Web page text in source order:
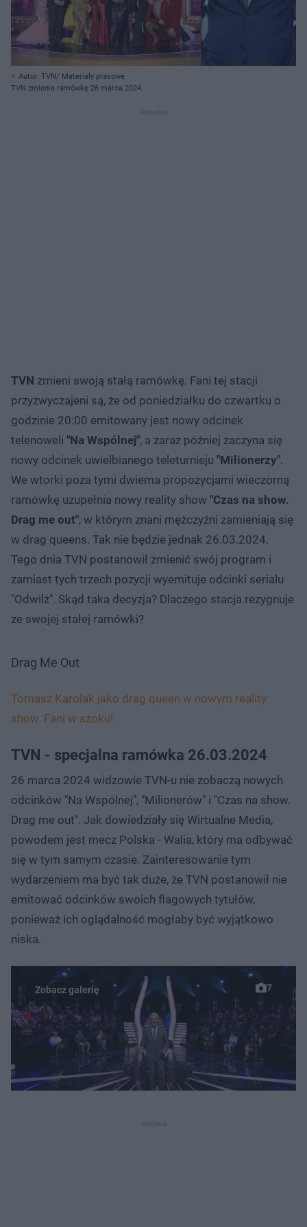
Autor: TVN/ Materiały prasowe
TVN zmienia ramówkę 26 marca 2024.
TVN zmieni swoją stałą ramówkę. Fani tej stacji
przyzwyczajeni są, że od poniedziałku do czwartku o
godzinie 20:00 emitowany jest nowy odcinek
telenoweli "Na Wspólnej", a zaraz później zaczyna się
nowy odcinek uwielbianego teleturnieju "Milionerzy".
We wtorki poza tymi dwiema propozycjami wieczorną
ramówkę uzupełnia nowy reality show "Czas na show.
Drag me out", w którym znani mężczyźni zamieniają się
w drag queens. Tak nie będzie jednak 26.03.2024.
Tego dnia TVN postanowił zmienić swój program i
zamiast tych trzech pozycji wyemituje odcinki serialu
"Odwilż". Skąd taka decyzja? Dlaczego stacja rezygnuje
ze swojej stałej ramówki?
Drag Me Out
Tomasz Karolak jako drag queen w nowym reality
show. Fani w szoku!
TVN - specjalna ramówka 26.03.2024
26 marca 2024 widzowie TVN-u nie zobaczą nowych
odcinków "Na Wspólnej", "Milionerów" i "Czas na show.
Drag me out". Jak dowiedziały się Wirtualne Media,
powodem jest mecz Polska - Walia, który ma odbywać
się w tym samym czasie. Zainteresowanie tym
wydarzeniem ma być tak duże, że TVN postanowił nie
emitować odcinków swoich flagowych tytułów,
ponieważ ich oglądalność mogłaby być wyjątkowo
niska.
7